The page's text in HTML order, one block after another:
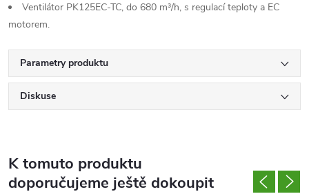
Ventilátor PK125EC-TC, do 680 m³/h, s regulací teploty a EC
motorem.
Parametry produktu
Diskuse
K tomuto produktu
doporučujeme ještě dokoupit